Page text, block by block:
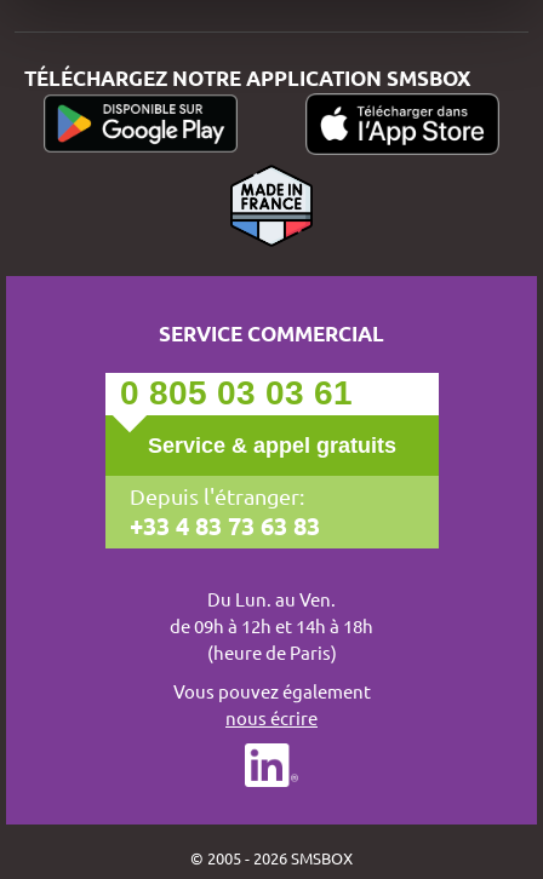
TÉLÉCHARGEZ NOTRE APPLICATION SMSBOX
SERVICE COMMERCIAL
0 805 03 03 61
Service & appel gratuits
Depuis l'étranger:
+33 4 83 73 63 83
Du Lun. au Ven.
de 09h à 12h et 14h à 18h
(heure de Paris)
Vous pouvez également
nous écrire
© 2005 - 2026 SMSBOX